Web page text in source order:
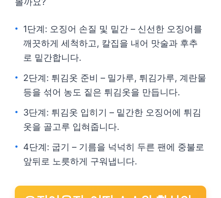
1단계: 오징어 손질 및 밑간 – 신선한 오징어를
깨끗하게 세척하고, 칼집을 내어 맛술과 후추
로 밑간합니다.
2단계: 튀김옷 준비 – 밀가루, 튀김가루, 계란물
등을 섞어 농도 짙은 튀김옷을 만듭니다.
3단계: 튀김옷 입히기 – 밑간한 오징어에 튀김
옷을 골고루 입혀줍니다.
4단계: 굽기 – 기름을 넉넉히 두른 팬에 중불로
앞뒤로 노릇하게 구워냅니다.